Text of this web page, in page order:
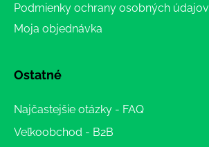
Podmienky ochrany osobných údajov
Moja objednávka
Ostatné
Najčastejšie otázky - FAQ
Veľkoobchod - B2B